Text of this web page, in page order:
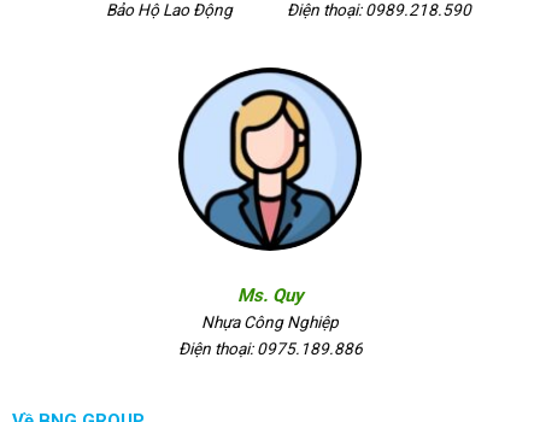
Bảo Hộ Lao Động Điện thoại: 0989.218.590
Ms. Quy
Nhựa Công Nghiệp
Điện thoại: 0975.189.886